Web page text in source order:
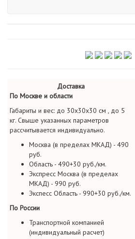
Доставка
По Москве и области
Габариты и вес: до 30х30х30 см , до 5
кг. Свыше указанных параметров
рассчитывается индивидуально.
Москва (в пределах МКАД) - 490
руб.
Область - 490+30 руб./км.
Экспресс Москва (в пределах
МКАД) - 990 руб.
Экспесс Область - 990+30 руб./км.
По России
Транспортной компанией
(индивидуальный расчет)